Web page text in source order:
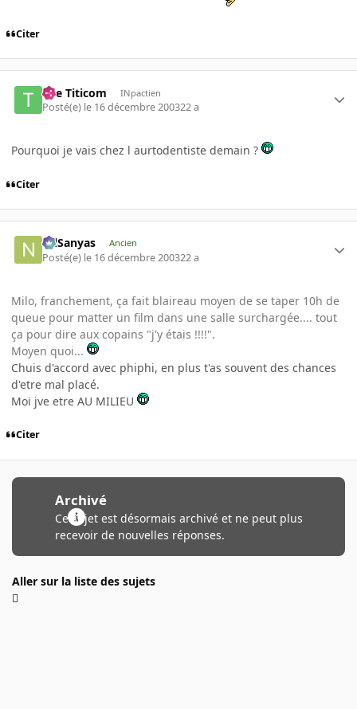
Citer
The Titicom INpactien
Posté(e) le 16 décembre 200322 a
Pourquoi je vais chez l aurtodentiste demain ?
Citer
NilSanyas Ancien
Posté(e) le 16 décembre 200322 a
Milo, franchement, ça fait blaireau moyen de se taper 10h de
queue pour matter un film dans une salle surchargée.... tout
ça pour dire aux copains "j'y étais !!!!".
Moyen quoi...
Chuis d'accord avec phiphi, en plus t'as souvent des chances
d'etre mal placé.
Moi jve etre AU MILIEU
Citer
Archivé
Ce sujet est désormais archivé et ne peut plus
recevoir de nouvelles réponses.
Aller sur la liste des sujets